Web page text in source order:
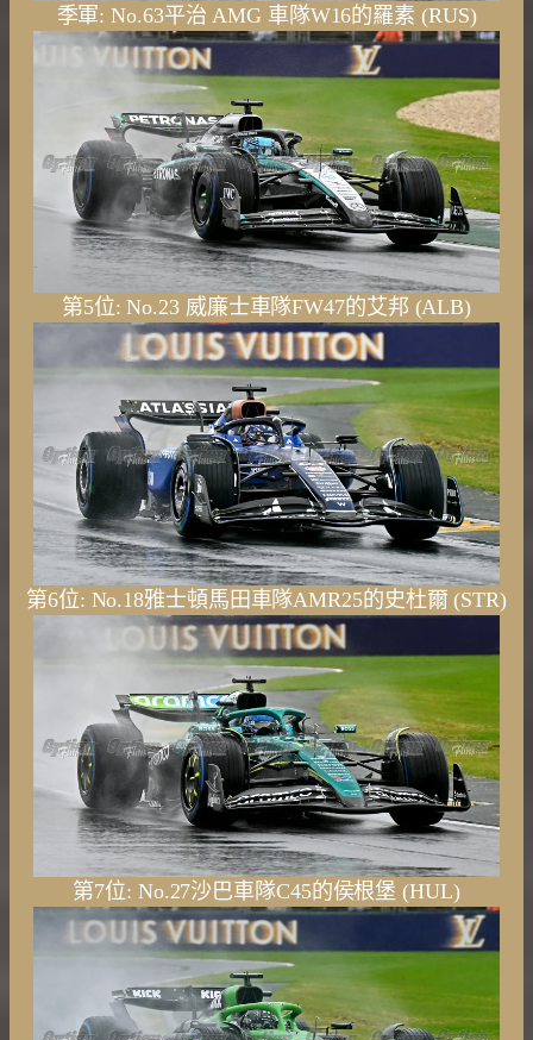
季軍: No.63平治 AMG 車隊W16的羅素 (RUS)
第5位: No.23 威廉士車隊FW47的艾邦 (ALB)
第6位: No.18雅士頓馬田車隊AMR25的史杜爾 (STR)
第7位: No.27沙巴車隊C45的侯根堡 (HUL)